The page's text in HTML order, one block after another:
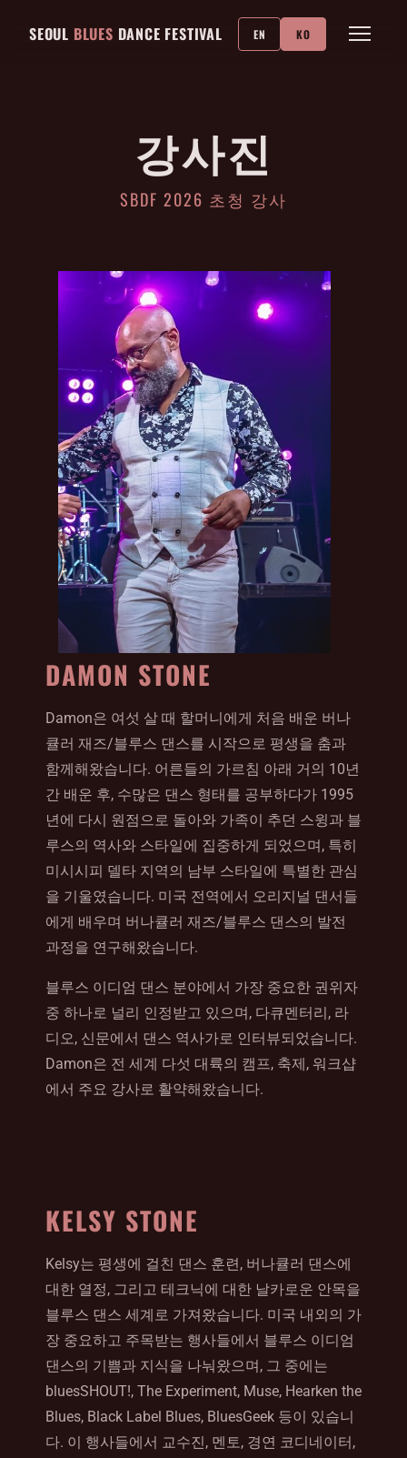
SEOUL BLUES DANCE FESTIVAL EN KO
강사진
SBDF 2026 초청 강사
DAMON STONE
Damon은 여섯 살 때 할머니에게 처음 배운 버나
큘러 재즈/블루스 댄스를 시작으로 평생을 춤과
함께해왔습니다. 어른들의 가르침 아래 거의 10년
간 배운 후, 수많은 댄스 형태를 공부하다가 1995
년에 다시 원점으로 돌아와 가족이 추던 스윙과 블
루스의 역사와 스타일에 집중하게 되었으며, 특히
미시시피 델타 지역의 남부 스타일에 특별한 관심
을 기울였습니다. 미국 전역에서 오리지널 댄서들
에게 배우며 버나큘러 재즈/블루스 댄스의 발전
과정을 연구해왔습니다.
블루스 이디엄 댄스 분야에서 가장 중요한 권위자
중 하나로 널리 인정받고 있으며, 다큐멘터리, 라
디오, 신문에서 댄스 역사가로 인터뷰되었습니다.
Damon은 전 세계 다섯 대륙의 캠프, 축제, 워크샵
에서 주요 강사로 활약해왔습니다.
KELSY STONE
Kelsy는 평생에 걸친 댄스 훈련, 버나큘러 댄스에
대한 열정, 그리고 테크닉에 대한 날카로운 안목을
블루스 댄스 세계로 가져왔습니다. 미국 내외의 가
장 중요하고 주목받는 행사들에서 블루스 이디엄
댄스의 기쁨과 지식을 나눠왔으며, 그 중에는
bluesSHOUT!, The Experiment, Muse, Hearken the
Blues, Black Label Blues, BluesGeek 등이 있습니
다. 이 행사들에서 교수진, 멘토, 경연 코디네이터,